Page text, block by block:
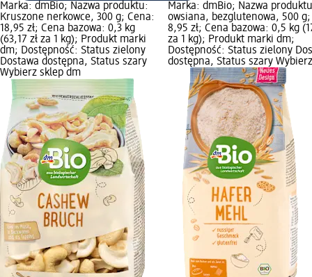
Marka: dmBio; Nazwa produktu:
Kruszone nerkowce, 300 g; Cena:
18,95 zł; Cena bazowa: 0,3 kg
(63,17 zł za 1 kg); Produkt marki
dm; Dostępność: Status zielony
Dostawa dostępna, Status szary
Wybierz sklep dm
Marka: dmBio; Nazwa
owsiana, bezglutenowa, 500
8,95 zł; Cena bazowa: 0,5 kg
za 1 kg); Produkt marki dm;
Dostępność: Status zielony
dostępna, Status szary